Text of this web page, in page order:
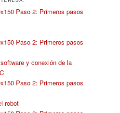
y conexión de la
robot